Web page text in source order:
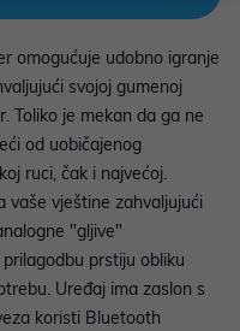
omogućuje udobno igranje
svojoj gumenoj
Toliko je mekan da ga ne
od uobičajenog
ruci, čak i najvećoj.
vaše vještine zahvaljujući
"gljive"
prstiju obliku
Uređaj ima zaslon s
koristi Bluetooth